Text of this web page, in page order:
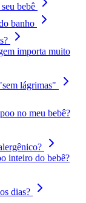
bebê
banho
importa muito
lágrimas"
no meu bebê?
inteiro do bebê?
dias?